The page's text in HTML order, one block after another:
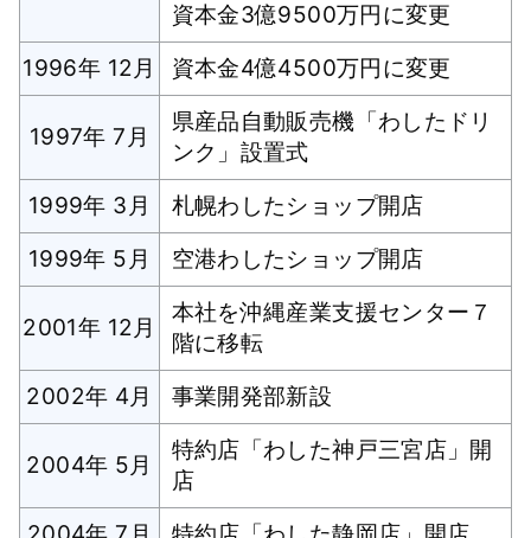
資本金3億9500万円に変更
1996年 12月
資本金4億4500万円に変更
1997年 7月
県産品自動販売機「わしたドリ
ンク」設置式
1999年 3月
札幌わしたショップ開店
1999年 5月
空港わしたショップ開店
2001年 12月
本社を沖縄産業支援センター７
階に移転
2002年 4月
事業開発部新設
2004年 5月
特約店「わした神戸三宮店」開
店